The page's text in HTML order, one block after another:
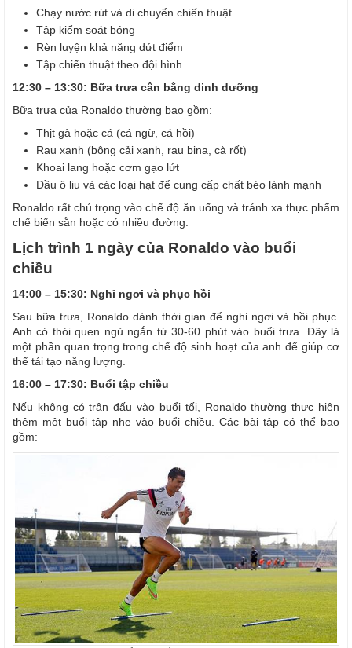
Chạy nước rút và di chuyển chiến thuật
Tập kiểm soát bóng
Rèn luyện khả năng dứt điểm
Tập chiến thuật theo đội hình
12:30 – 13:30: Bữa trưa cân bằng dinh dưỡng
Bữa trưa của Ronaldo thường bao gồm:
Thịt gà hoặc cá (cá ngừ, cá hồi)
Rau xanh (bông cải xanh, rau bina, cà rốt)
Khoai lang hoặc cơm gạo lứt
Dầu ô liu và các loại hạt để cung cấp chất béo lành mạnh
Ronaldo rất chú trọng vào chế độ ăn uống và tránh xa thực phẩm
chế biến sẵn hoặc có nhiều đường.
Lịch trình 1 ngày của Ronaldo vào buổi
chiều
14:00 – 15:30: Nghỉ ngơi và phục hồi
Sau bữa trưa, Ronaldo dành thời gian để nghỉ ngơi và hồi phục.
Anh có thói quen ngủ ngắn từ 30-60 phút vào buổi trưa. Đây là
một phần quan trọng trong chế độ sinh hoạt của anh để giúp cơ
thể tái tạo năng lượng.
16:00 – 17:30: Buổi tập chiều
Nếu không có trận đấu vào buổi tối, Ronaldo thường thực hiện
thêm một buổi tập nhẹ vào buổi chiều. Các bài tập có thể bao
gồm: